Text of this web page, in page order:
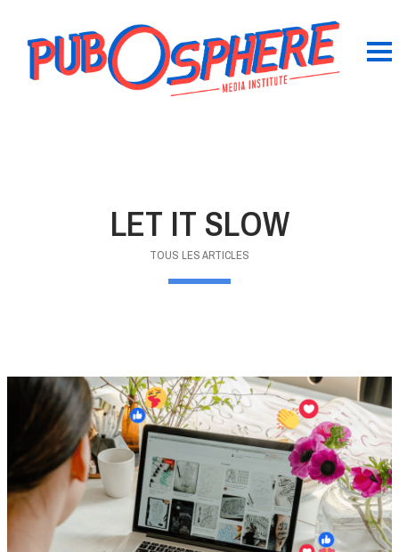
LET IT SLOW
TOUS LES ARTICLES